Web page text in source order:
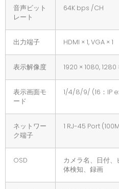
音声ビット
レート
64K bps /CH
出力端子 HDMI × 1, VGA × 1
表示解像度 1920 × 1080,
表示画面モ
ード
1/4/8/9/ (16：IP
ネットワー
ク端子
1 RJ-45 Port
OSD
カメラ名、日付
体検知、録画